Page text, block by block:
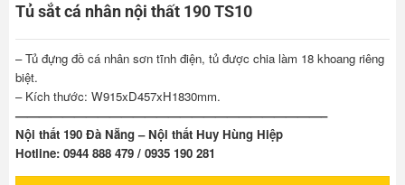
Tủ sắt cá nhân nội thất 190 TS10
– Tủ đựng đồ cá nhân sơn tĩnh điện, tủ được chia làm 18 khoang riêng
biệt.
– Kích thước: W915xD457xH1830mm.
——————————————————————————–
Nội thất 190 Đà Nẵng – Nội thất Huy Hùng Hiệp
Hotline: 0944 888 479 / 0935 190 281